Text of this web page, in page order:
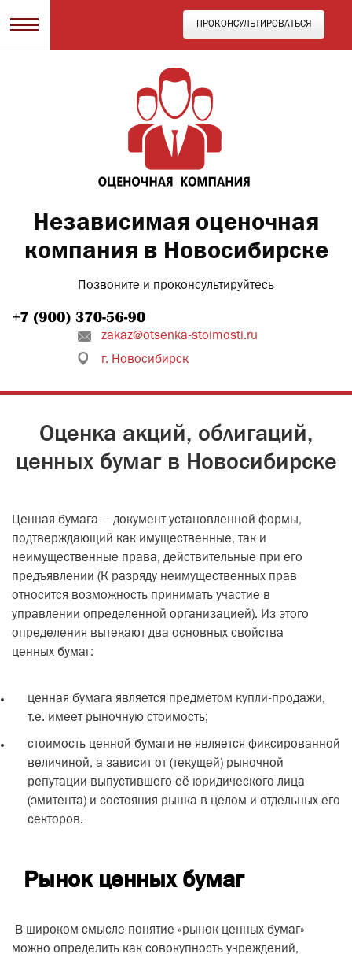
ПРОКОНСУЛЬТИРОВАТЬСЯ
Независимая оценочная
компания в Новосибирске
Позвоните и проконсультируйтесь
zakaz@otsenka-stoimosti.ru
г. Новосибирск
Оценка акций, облигаций,
ценных бумаг в Новосибирске
Ценная бумага – документ установленной формы,
подтверждающий как имущественные, так и
неимущественные права, действительные при его
предъявлении (К разряду неимущественных прав
относится возможность принимать участие в
управлении определенной организацией). Из этого
определения вытекают два основных свойства
ценных бумаг:
ценная бумага является предметом купли-продажи,
т.е. имеет рыночную стоимость;
стоимость ценной бумаги не является фиксированной
величиной, а зависит от (текущей) рыночной
репутации выпустившего её юридического лица
(эмитента) и состояния рынка в целом и отдельных его
секторов.
Рынок ценных бумаг
В широком смысле понятие «рынок ценных бумаг»
можно определить как совокупность учреждений,